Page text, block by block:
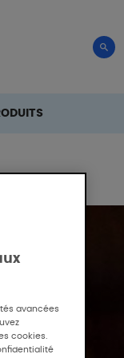
avancées
cookies.